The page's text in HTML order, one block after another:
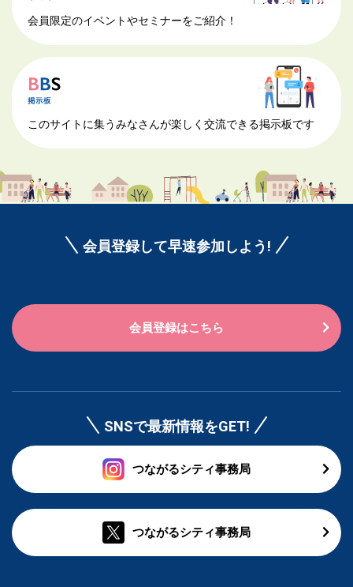
会員限定のイベントやセミナーをご紹介！
このサイトに集うみなさんが楽しく交流できる掲示板です
会員登録して早速参加しよう!
会員登録はこちら
SNSで最新情報をGET!
つながるシティ事務局
つながるシティ事務局